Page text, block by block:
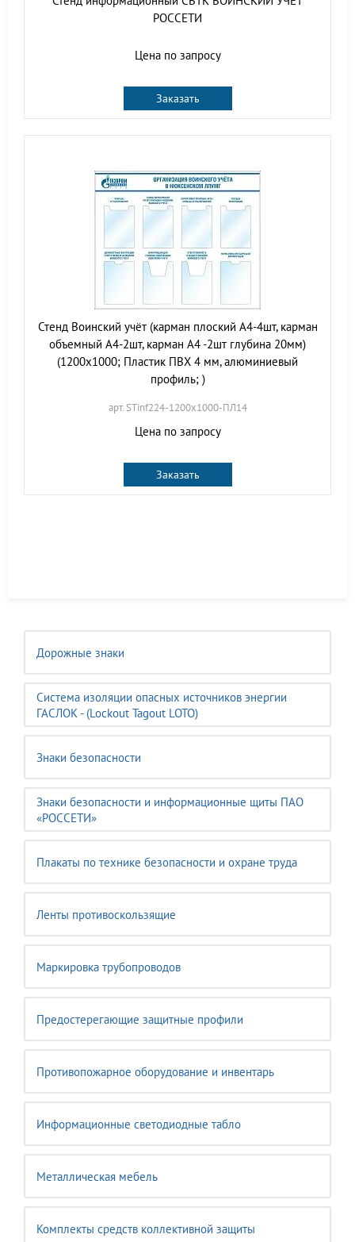
Дорожные знаки
Система изоляции опасных источников энергии
ГАСЛОК - (Lockout Tagout LOTO)
Знаки безопасности
Знаки безопасности и информационные щиты ПАО
«РОССЕТИ»
Плакаты по технике безопасности и охране труда
Ленты противоскользящие
Маркировка трубопроводов
Предостерегающие защитные профили
Противопожарное оборудование и инвентарь
Информационные светодиодные табло
Металлическая мебель
Комплекты средств коллективной защиты
РОССЕТИ
Цена по запросу
Заказать
Стенд Воинский учёт (карман плоский А4-4шт, карман
объемный А4-2шт, карман А4 -2шт глубина 20мм)
(1200х1000; Пластик ПВХ 4 мм, алюминиевый
профиль; )
арт. STinf224-1200х1000-ПЛ14
Цена по запросу
Заказать